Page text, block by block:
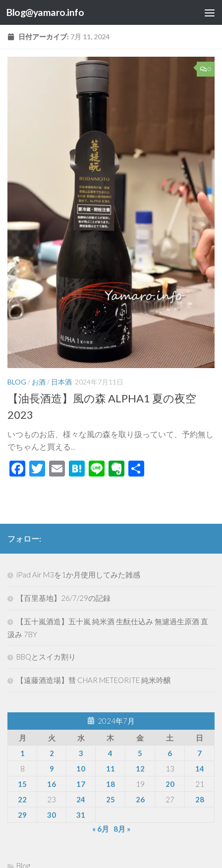
コンテンツへスキップ
Blog@yamaro.info
日付アーカイブ: 7月 11, 2024
0
BLOG / お酒 / 日本酒 2024年7月11日
【油長酒造】風の森 ALPHA1 夏の夜空
2023
いつものお店、様々な風の森を取り扱っていて、予約無し
でちゃんと買える...
Facebook
Twitter
EmailHatena
LineEvernote
フォロー:
iPad Air M3を1か月使用してみた雑感
【百里基地】26/7/29の記録
【五十嵐酒造】五十嵐 純米酒 生酛仕込み 無濾過生原酒 直
汲み 7BY
BBQとスイカ割り
【遠藤酒造場】彗 CHAR METEORITE 純米吟醸
2024年7月
月
火 水 木 金 土
日
1
2 3 4 5 6
7
8
9 10 11 12 13
14
15
16 17 18 19 20
21
22
23 24 25 26 27
28
29
30
31
« 6月
8月 »
Blog